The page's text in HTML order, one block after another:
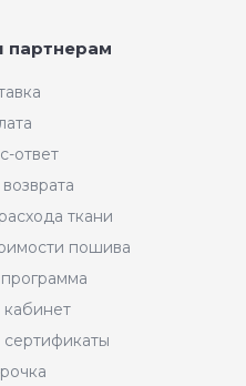
партнерам
ответ
ткани
пошива